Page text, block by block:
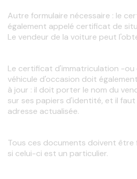
Autre formulaire nécessaire : le
également appelé certificat de
Le vendeur de la voiture peut
Le certificat d'immatriculation -
véhicule d'occasion doit
à jour : il doit porter le nom du
sur ses papiers d'identité, et il faut
adresse actualisée.
Tous ces documents doivent être
si celui-ci est un particulier.